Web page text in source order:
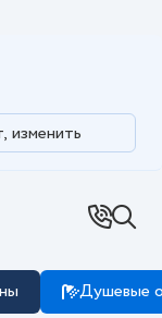
изменить
Душевые